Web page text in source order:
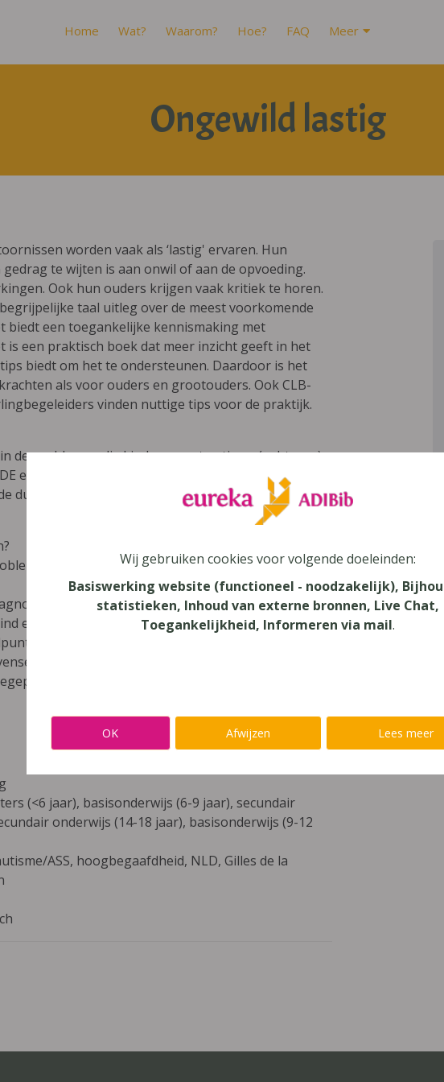
Home Wat? Waarom? Hoe? FAQ Meer
Ongewild lastig
worden vaak als ‘lastig' ervaren. Hun
te wijten is aan onwil of aan de opvoeding.
Ook hun ouders krijgen vaak kritiek te horen.
taal uitleg over de meest voorkomende
biedt een toegankelijke kennismaking met
een praktisch boek dat meer inzicht geeft in het
biedt om het te ondersteunen. Daardoor is het
als voor ouders en grootouders. Ook CLB-
vinden nuttige tips voor de praktijk.
de problemen die kinderen met autisme (subtypes),
en het syndroom van Gilles de la Tourette ervaren.
duidelijke manier besproken:
gesteld?
en de omgeving om deze stoornis te hebben?
van het kind, de ouders, grootouders, broers en
Telkens volgen zeer praktische tips die zowel
worden.
(<6 jaar), basisonderwijs (6-9 jaar), secundair
onderwijs (14-18 jaar), basisonderwijs (9-12
ASS, hoogbegaafdheid, NLD, Gilles de la
Wij gebruiken cookies voor volgende doeleinden:
Basiswerking website (functioneel - noodzakelijk),
statistieken, Inhoud van externe bronnen, Live Chat,
Toegankelijkheid, Informeren via mail.
OK Afwijzen Lees meer